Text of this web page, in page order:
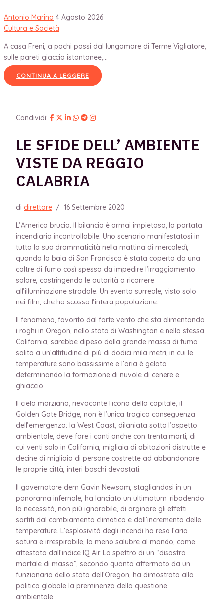
Antonio Marino 4 Agosto 2026
Cultura e Società
A casa Freni, a pochi passi dal lungomare di Terme Vigliatore,
sulle pareti giaccio istantanee,...
CONTINUA A LEGGERE
Condividi:
LE SFIDE DELL’ AMBIENTE
VISTE DA REGGIO
CALABRIA
di direttore / 16 Settembre 2020
L’America brucia. Il bilancio è ormai impietoso, la portata
incendiaria incontrollabile. Uno scenario manifestatosi in
tutta la sua drammaticità nella mattina di mercoledì,
quando la baia di San Francisco è stata coperta da una
coltre di fumo così spessa da impedire l’irraggiamento
solare, costringendo le autorità a ricorrere
all’illuminazione stradale. Un evento surreale, visto solo
nei film, che ha scosso l’intera popolazione.
Il fenomeno, favorito dal forte vento che sta alimentando
i roghi in Oregon, nello stato di Washington e nella stessa
California, sarebbe dipeso dalla grande massa di fumo
salita a un’altitudine di più di dodici mila metri, in cui le
temperature sono bassissime e l’aria è gelata,
determinando la formazione di nuvole di cenere e
ghiaccio.
Il cielo marziano, rievocante l’icona della capitale, il
Golden Gate Bridge, non è l’unica tragica conseguenza
dell’emergenza: la West Coast, dilaniata sotto l’aspetto
ambientale, deve fare i conti anche con trenta morti, di
cui venti solo in California, migliaia di abitazioni distrutte e
decine di migliaia di persone costrette ad abbandonare
le proprie città, interi boschi devastati.
Il governatore dem Gavin Newsom, stagliandosi in un
panorama infernale, ha lanciato un ultimatum, ribadendo
la necessità, non più ignorabile, di arginare gli effetti
sortiti dal cambiamento climatico e dall’incremento delle
temperature. L’esplosività degli incendi ha reso l’aria
satura e irrespirabile, la meno salubre al mondo, come
attestato dall’indice IQ Air. Lo spettro di un “disastro
mortale di massa”, secondo quanto affermato da un
funzionario dello stato dell’Oregon, ha dimostrato alla
politica globale la preminenza della questione
ambientale.